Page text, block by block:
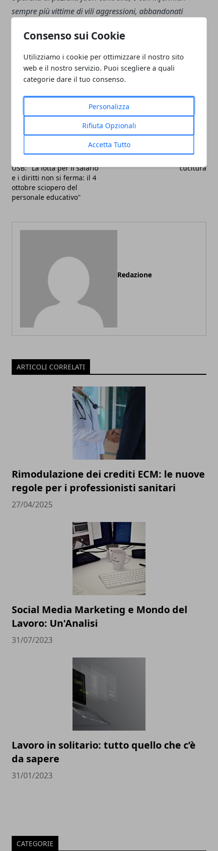
Consenso sui Cookie
Utilizziamo i cookie per ottimizzare il nostro sito
web e il nostro servizio. Puoi scegliere a quali
categorie dare il tuo consenso.
Personalizza
Rifiuta Opzionali
Accetta Tutto
sempre più vittime di vili aggressioni, abbandonati
USB: "La lotta per il salario
e i diritti non si ferma: il 4
ottobre sciopero del
personale educativo"
cucitura
Redazione
ARTICOLI CORRELATI
Rimodulazione dei crediti ECM: le nuove
regole per i professionisti sanitari
27/04/2025
Social Media Marketing e Mondo del
Lavoro: Un'Analisi
31/07/2023
Lavoro in solitario: tutto quello che c’è
da sapere
31/01/2023
CATEGORIE